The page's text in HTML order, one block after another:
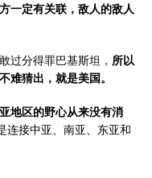
一定有关联，敌人的敌人
过分得罪巴基斯坦， 所以
难猜出，就是美国。
地区的野心从来没有消
连接中亚、南亚、东亚和